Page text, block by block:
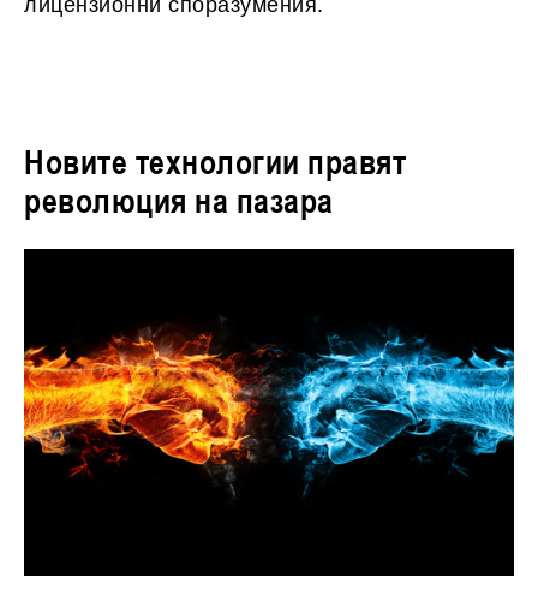
лицензионни споразумения.
Новите технологии правят
революция на пазара